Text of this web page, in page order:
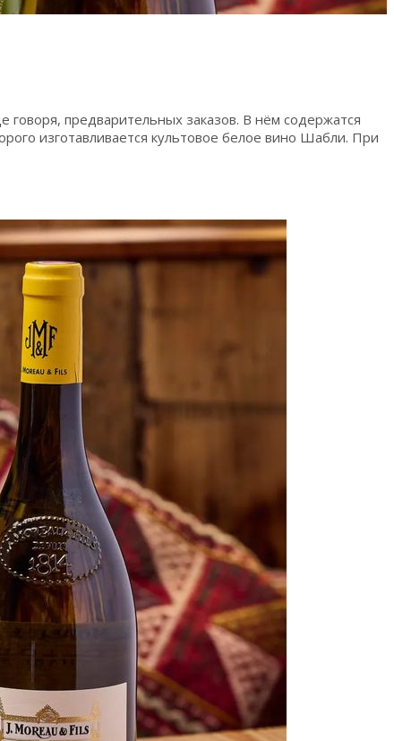
предварительных заказов. В нём содержатся
изготавливается культовое белое вино Шабли. При